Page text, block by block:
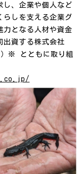
し、企業や個人など
らしを支える企業グ
力となる人材や資金
出資する株式会社
※ とともに取り組